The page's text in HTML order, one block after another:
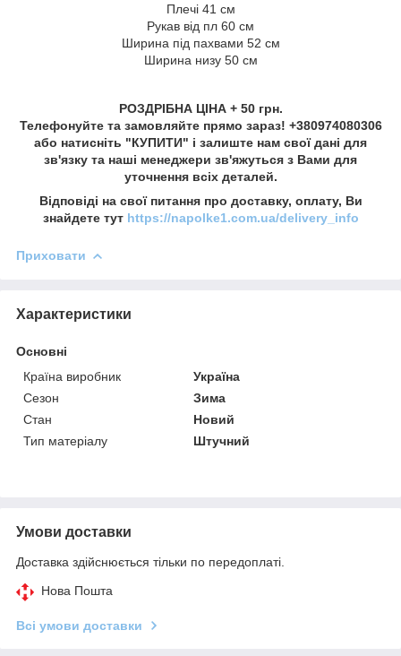
Плечі 41 см
Рукав від пл 60 см
Ширина під пахвами 52 см
Ширина низу 50 см
РОЗДРІБНА ЦІНА + 50 грн.
Телефонуйте та замовляйте прямо зараз! +380974080306
або натисніть "КУПИТИ" і залиште нам свої дані для
зв'язку та наші менеджери зв'яжуться з Вами для
уточнення всіх деталей.
Відповіді на свої питання про доставку, оплату, Ви
знайдете тут https://napolke1.com.ua/delivery_info
Приховати
Характеристики
Основні
Країна виробник
Україна
Сезон
Зима
Стан
Новий
Тип матеріалу
Штучний
Умови доставки
Доставка здійснюється тільки по передоплаті.
Нова Пошта
Всі умови доставки